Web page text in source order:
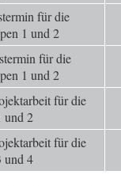
für die
1 und 2
für die
1 und 2
für die
und 2
für die
und 4